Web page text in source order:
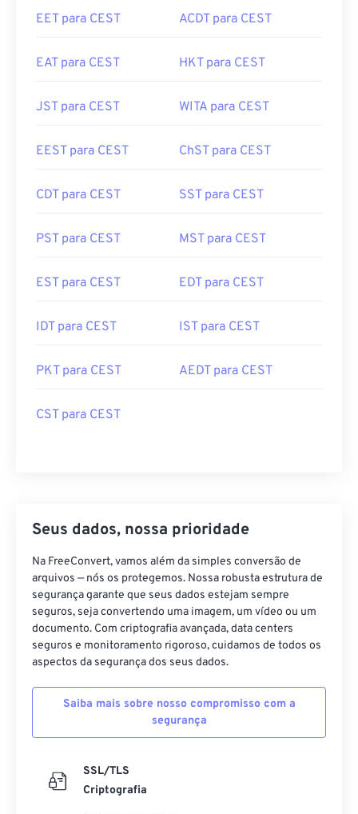
EET para CEST ACDT para CEST
EAT para CEST HKT para CEST
JST para CEST WITA para CEST
EEST para CEST ChST para CEST
CDT para CEST SST para CEST
PST para CEST MST para CEST
EST para CEST EDT para CEST
IDT para CEST IST para CEST
PKT para CEST AEDT para CEST
CST para CEST
Seus dados, nossa prioridade
Na FreeConvert, vamos além da simples conversão de
arquivos — nós os protegemos. Nossa robusta estrutura de
segurança garante que seus dados estejam sempre
seguros, seja convertendo uma imagem, um vídeo ou um
documento. Com criptografia avançada, data centers
seguros e monitoramento rigoroso, cuidamos de todos os
aspectos da segurança dos seus dados.
Saiba mais sobre nosso compromisso com a
segurança
SSL/TLS
Criptografia